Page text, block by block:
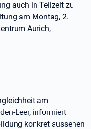
auch in Teilzeit zu
am Montag, 2.
Aurich,
am
Leer, informiert
konkret aussehen